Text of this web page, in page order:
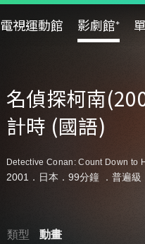
電視運動館 影劇館⁺
名偵探柯南
計時 (國語)
Detective Conan: Count Down to
2001．日本．99分鐘 ． 普遍級
類型
動畫